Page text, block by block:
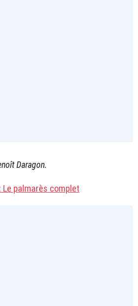
Daragon.
Le palmarès complet